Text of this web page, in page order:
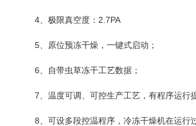
4、极限真空度：2.7PA
5、原位预冻干燥，一键式启动；
6、自带虫草冻干工艺数据；
7、温度可调、可控生产工艺，有程序运行
8、可设多段控温程序，冷冻干燥机在运行